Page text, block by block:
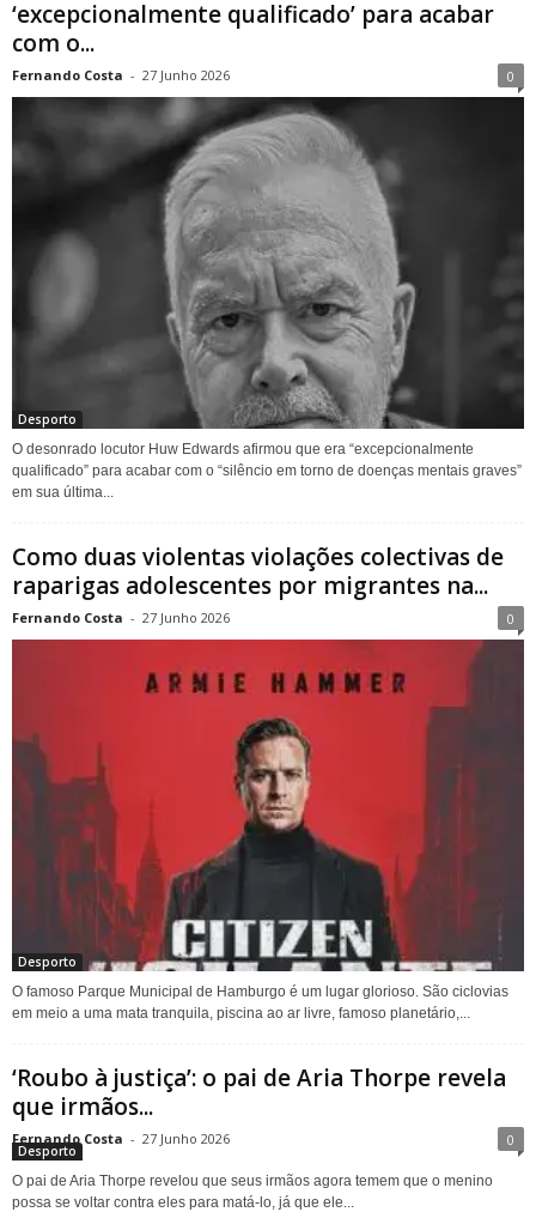
‘excepcionalmente qualificado’ para acabar
com o...
Fernando Costa - 27 Junho 2026 0
Desporto
O desonrado locutor Huw Edwards afirmou que era “excepcionalmente
qualificado” para acabar com o “silêncio em torno de doenças mentais graves”
em sua última...
Como duas violentas violações colectivas de
raparigas adolescentes por migrantes na...
Fernando Costa - 27 Junho 2026 0
Desporto
O famoso Parque Municipal de Hamburgo é um lugar glorioso. São ciclovias
em meio a uma mata tranquila, piscina ao ar livre, famoso planetário,...
‘Roubo à justiça’: o pai de Aria Thorpe revela
que irmãos...
Fernando Costa - 27 Junho 2026 0
Desporto
O pai de Aria Thorpe revelou que seus irmãos agora temem que o menino
possa se voltar contra eles para matá-lo, já que ele...